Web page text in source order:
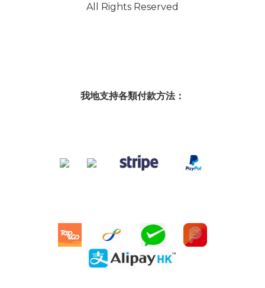
All Rights Reserved
我地支持各類付款方法：